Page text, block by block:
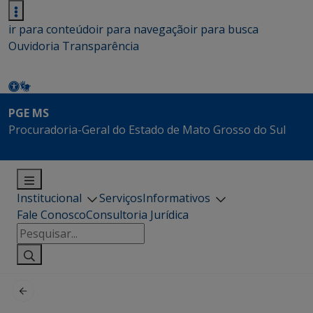
ir para conteúdoir para navegaçãoir para busca
Ouvidoria Transparência
PGE MS
Procuradoria-Geral do Estado de Mato Grosso do Sul
Institucional ServiçosInformativos
Fale ConoscoConsultoria Jurídica
Pesquisar
por: